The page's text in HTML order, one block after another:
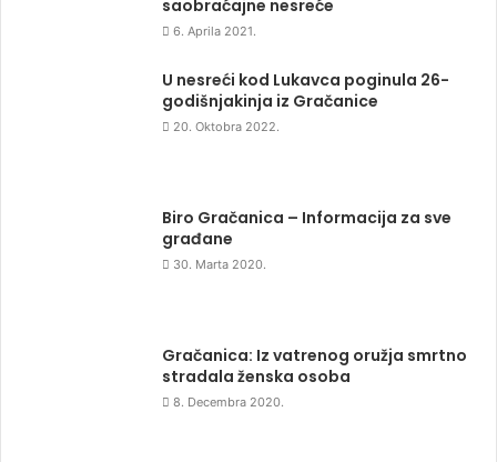
saobraćajne nesreće
6. Aprila 2021.
U nesreći kod Lukavca poginula 26-
godišnjakinja iz Gračanice
20. Oktobra 2022.
Biro Gračanica – Informacija za sve
građane
30. Marta 2020.
Gračanica: Iz vatrenog oružja smrtno
stradala ženska osoba
8. Decembra 2020.